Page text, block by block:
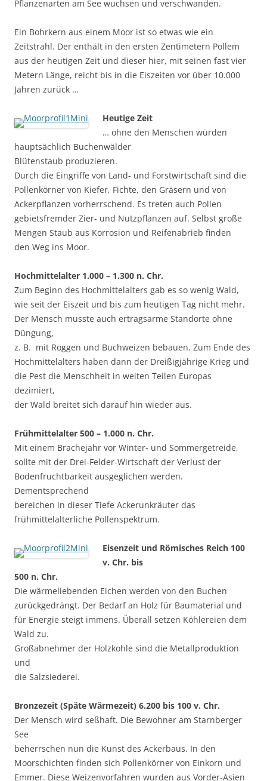
Pflanzenarten am See wuchsen und verschwanden.
Ein Bohrkern aus einem Moor ist so etwas wie ein
Zeitstrahl. Der enthält in den ersten Zentimetern Pollem
aus der heutigen Zeit und dieser hier, mit seinen fast vier
Metern Länge, reicht bis in die Eiszeiten vor über 10.000
Jahren zurück …
Heutige Zeit
… ohne den Menschen würden
hauptsächlich Buchenwälder
Blütenstaub produzieren.
Durch die Eingriffe von Land- und Forstwirtschaft sind die
Pollenkörner von Kiefer, Fichte, den Gräsern und von
Ackerpflanzen vorherrschend. Es treten auch Pollen
gebietsfremder Zier- und Nutzpflanzen auf. Selbst große
Mengen Staub aus Korrosion und Reifenabrieb finden
den Weg ins Moor.
Hochmittelalter 1.000 – 1.300 n. Chr.
Zum Beginn des Hochmittelalters gab es so wenig Wald,
wie seit der Eiszeit und bis zum heutigen Tag nicht mehr.
Der Mensch musste auch ertragsarme Standorte ohne
Düngung,
z. B. mit Roggen und Buchweizen bebauen. Zum Ende des
Hochmittelalters haben dann der Dreißigjährige Krieg und
die Pest die Menschheit in weiten Teilen Europas
dezimiert,
der Wald breitet sich darauf hin wieder aus.
Frühmittelalter 500 – 1.000 n. Chr.
Mit einem Brachejahr vor Winter- und Sommergetreide,
sollte mit der Drei-Felder-Wirtschaft der Verlust der
Bodenfruchtbarkeit ausgeglichen werden.
Dementsprechend
bereichen in dieser Tiefe Ackerunkräuter das
frühmittelalterliche Pollenspektrum.
Eisenzeit und Römisches Reich 100
v. Chr. bis
500 n. Chr.
Die wärmeliebenden Eichen werden von den Buchen
zurückgedrängt. Der Bedarf an Holz für Baumaterial und
für Energie steigt immens. Überall setzen Köhlereien dem
Wald zu.
Großabnehmer der Holzkohle sind die Metallproduktion
und
die Salzsiederei.
Bronzezeit (Späte Wärmezeit) 6.200 bis 100 v. Chr.
Der Mensch wird seßhaft. Die Bewohner am Starnberger
See
beherrschen nun die Kunst des Ackerbaus. In den
Moorschichten finden sich Pollenkörner von Einkorn und
Emmer. Diese Weizenvorfahren wurden aus Vorder-Asien